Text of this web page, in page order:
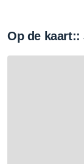
Op de kaart::